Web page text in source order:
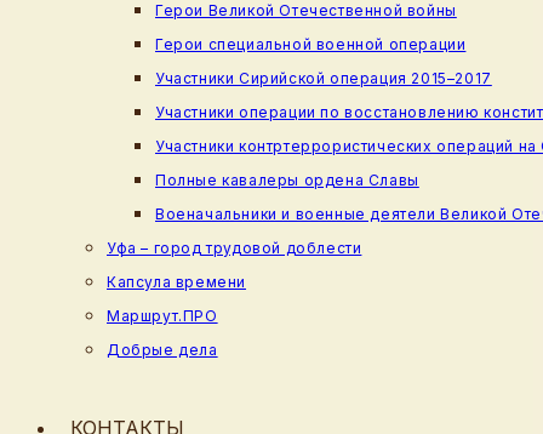
Герои Великой Отечественной войны
Герои специальной военной операции
Участники Сирийской операция 2015–2017
Участники операции по восстановлению
Участники контртеррористических операций
Полные кавалеры ордена Славы
Военачальники и военные деятели Великой
Уфа – город трудовой доблести
Капсула времени
Маршрут.ПРО
Добрые дела
КОНТАКТЫ